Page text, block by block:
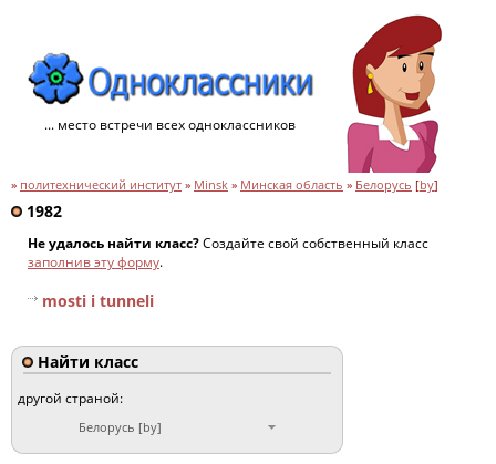
... место встречи всех одноклассников
» политехнический институт » Minsk » Минская область » Белорусь [by]
1982
Не удалось найти класс?Создайте свой собственный класс
заполнив эту форму.
mosti i tunneli
Найти класс
другой страной:
Белорусь [by]